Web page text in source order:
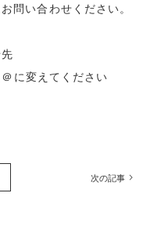
問い合わせください。
変えてください
次の記事